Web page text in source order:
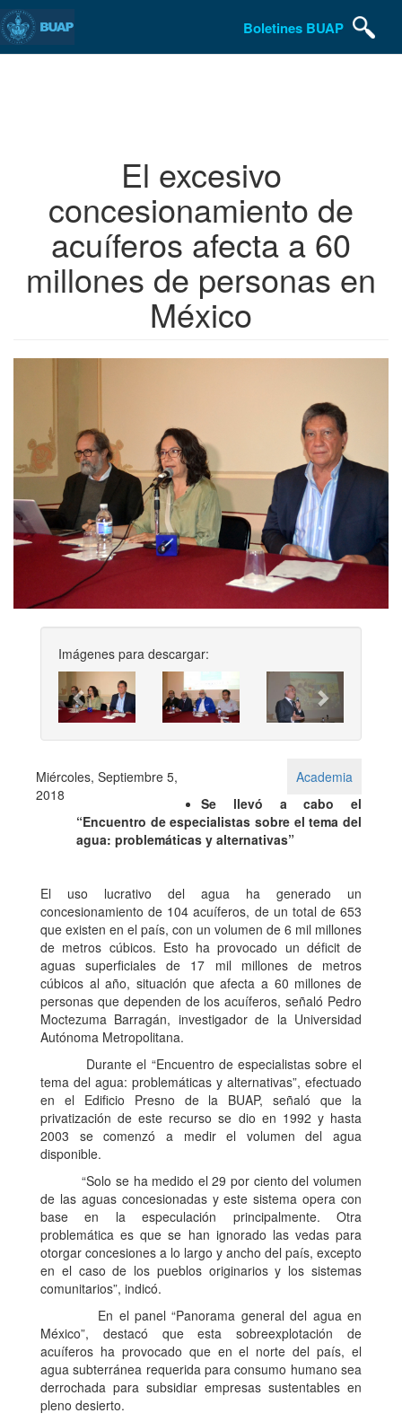
Boletines BUAP
El excesivo
concesionamiento de
acuíferos afecta a 60
millones de personas en
México
Imágenes para descargar:
Previous Next
Miércoles, Septiembre 5,
2018
Academia
Se llevó a cabo el
“Encuentro de especialistas sobre el tema del
agua: problemáticas y alternativas”
El uso lucrativo del agua ha generado un
concesionamiento de 104 acuíferos, de un total de 653
que existen en el país, con un volumen de 6 mil millones
de metros cúbicos. Esto ha provocado un déficit de
aguas superficiales de 17 mil millones de metros
cúbicos al año, situación que afecta a 60 millones de
personas que dependen de los acuíferos, señaló Pedro
Moctezuma Barragán, investigador de la Universidad
Autónoma Metropolitana.
Durante el “Encuentro de especialistas sobre el
tema del agua: problemáticas y alternativas”, efectuado
en el Edificio Presno de la BUAP, señaló que la
privatización de este recurso se dio en 1992 y hasta
2003 se comenzó a medir el volumen del agua
disponible.
“Solo se ha medido el 29 por ciento del volumen
de las aguas concesionadas y este sistema opera con
base en la especulación principalmente. Otra
problemática es que se han ignorado las vedas para
otorgar concesiones a lo largo y ancho del país, excepto
en el caso de los pueblos originarios y los sistemas
comunitarios”, indicó.
En el panel “Panorama general del agua en
México”, destacó que esta sobreexplotación de
acuíferos ha provocado que en el norte del país, el
agua subterránea requerida para consumo humano sea
derrochada para subsidiar empresas sustentables en
pleno desierto.